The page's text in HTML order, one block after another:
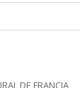
DE FRANCIA